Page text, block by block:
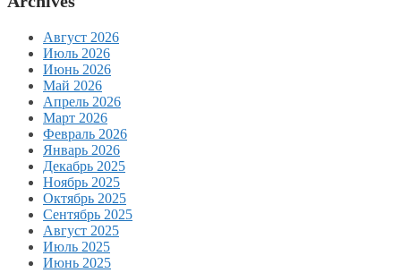
Август 2026
Июль 2026
Июнь 2026
Май 2026
Апрель 2026
Март 2026
Февраль 2026
Январь 2026
Декабрь 2025
Ноябрь 2025
Октябрь 2025
Сентябрь 2025
Август 2025
Июль 2025
Июнь 2025